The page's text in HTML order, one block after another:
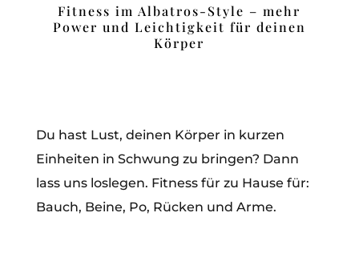
Fitness im Albatros-Style – mehr
Power und Leichtigkeit für deinen
Körper
Du hast Lust, deinen Körper in kurzen
Einheiten in Schwung zu bringen? Dann
lass uns loslegen. Fitness für zu Hause für:
Bauch, Beine, Po, Rücken und Arme.